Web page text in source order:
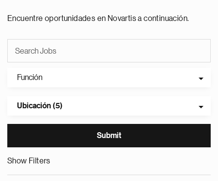
Encuentre oportunidades en Novartis a continuación.
Función
Ubicación (5)
Show Filters